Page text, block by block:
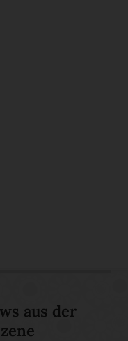
aus der